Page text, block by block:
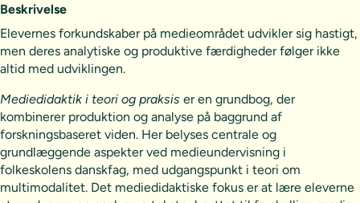
Beskrivelse
Elevernes forkundskaber på medieområdet udvikler sig hastigt,
men deres analytiske og produktive færdigheder følger ikke
altid med udviklingen.
Mediedidaktik i teori og praksis er en grundbog, der
kombinerer produktion og analyse på baggrund af
forskningsbaseret viden. Her belyses centrale og
grundlæggende aspekter ved medieundervisning i
folkeskolens danskfag, med udgangspunkt i teori om
multimodalitet. Det mediedidaktiske fokus er at lære eleverne